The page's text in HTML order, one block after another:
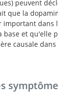
peuvent
que la
important dans
base et qu'elle
causale